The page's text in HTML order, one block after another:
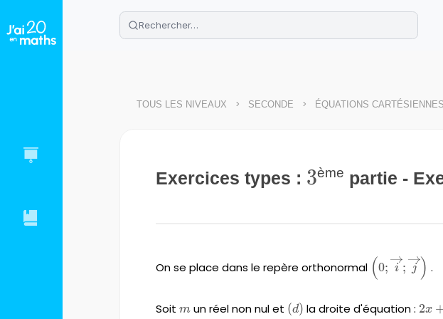
🌴Cahier de vacances offert: révise les maths cet été !
Télécharge ton PDF gratuit et progresse avec des exercices
TOUS LES NIVEAUX > SECONDE > ÉQUATIONS
Exercices types : 3
3ème partie -
On se place dans le repère orthonormal (0; i ; j ) .
Soit m
m un réel non nul et \left(d\right)
(d) la droite d'équation : 2x